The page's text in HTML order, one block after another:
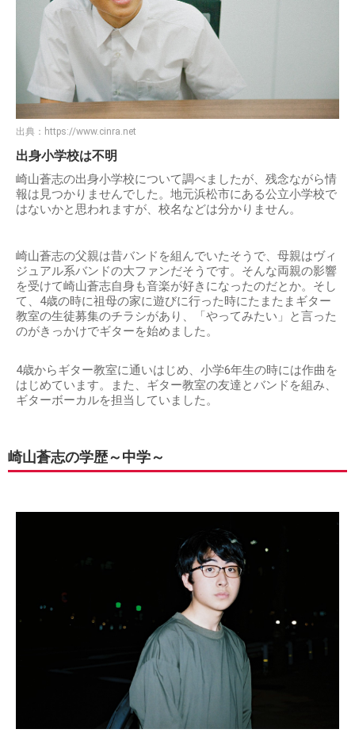
出典： https://www.cinra.net
出身小学校は不明
崎山蒼志の出身小学校について調べましたが、残念ながら情
報は見つかりませんでした。地元浜松市にある公立小学校で
はないかと思われますが、校名などは分かりません。
崎山蒼志の父親は昔バンドを組んでいたそうで、母親はヴィ
ジュアル系バンドの大ファンだそうです。そんな両親の影響
を受けて崎山蒼志自身も音楽が好きになったのだとか。そし
て、4歳の時に祖母の家に遊びに行った時にたまたまギター
教室の生徒募集のチラシがあり、「やってみたい」と言った
のがきっかけでギターを始めました。
4歳からギター教室に通いはじめ、小学6年生の時には作曲を
はじめています。また、ギター教室の友達とバンドを組み、
ギターボーカルを担当していました。
崎山蒼志の学歴～中学～